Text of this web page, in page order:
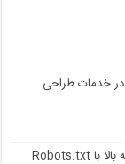
راهکارهای نوین با تکنولوژی 2023 در خدمات طراحی